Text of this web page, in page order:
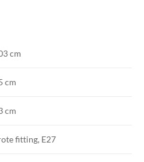
cm
cm
cm
fitting, E27